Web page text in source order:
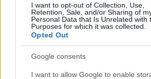
I want to opt-out of Collection, Use,
Retention, Sale, and/or Sharing of
Personal Data that Is Unrelated with
Purposes for which it was collected.
Opted Out
Google consents
I want to allow Google to enable
Kommer med vilkår
Johaug røper imidlertid at
eliteklassen ikke kommer helt
arrangøren ringte, hadde de